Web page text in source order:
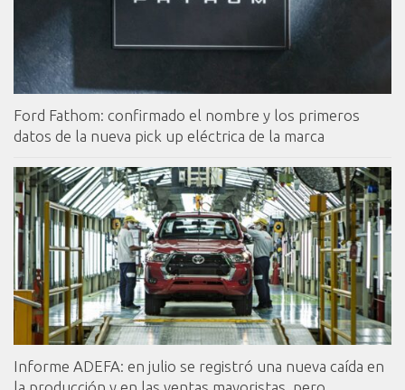
Ford Fathom: confirmado el nombre y los primeros
datos de la nueva pick up eléctrica de la marca
Informe ADEFA: en julio se registró una nueva caída en